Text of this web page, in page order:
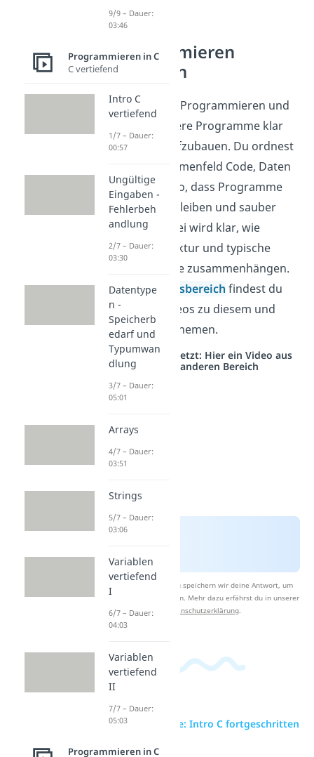
Programmieren
verstehen
C gehört zum Programmieren und
hilft dir, größere Programme klar
und sicher aufzubauen. Du ordnest
in diesem Themenfeld Code, Daten
und Abläufe so, dass Programme
verständlich bleiben und sauber
arbeiten. Dabei wird klar, wie
Planung, Struktur und typische
Fehler im Code zusammenhängen.
ImWirtschaftsbereich findest du
passende Videos zu diesem und
verwandten Themen.
Studyflix vernetzt: Hier ein Video aus
einem anderen Bereich
Nach Beantwortung speichern wir deine Antwort, um
Studyflix zu verbessern. Mehr dazu erfährst du in unserer
Datenschutzerklärung.
zur Videoseite: Intro C fortgeschritten
9/9 – Dauer:
03:46
Programmieren in C
C vertiefend
Intro C
vertiefend
1/7 – Dauer:
00:57
Ungültige
Eingaben -
Fehlerbeh
andlung
2/7 – Dauer:
03:30
Datentype
n -
Speicherb
edarf und
Typumwan
dlung
3/7 – Dauer:
05:01
Arrays
4/7 – Dauer:
03:51
Strings
5/7 – Dauer:
03:06
Variablen
vertiefend
I
6/7 – Dauer:
04:03
Variablen
vertiefend
II
7/7 – Dauer:
05:03
Programmieren in C